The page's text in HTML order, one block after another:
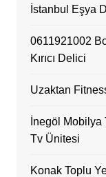
İstanbul Eşya
0611921002
Kırıcı Delici
Uzaktan
İnegöl Mobilya
Tv Ünitesi
Konak Toplu